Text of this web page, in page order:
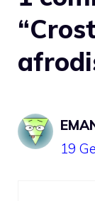
19